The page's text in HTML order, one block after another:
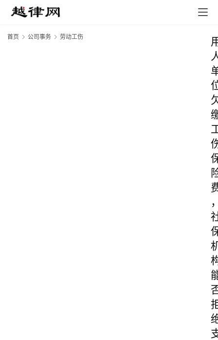
首页 公司事务 劳动工伤